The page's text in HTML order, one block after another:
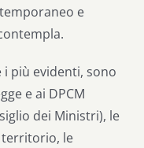
e
più evidenti, sono
e ai DPCM
dei Ministri), le
territorio, le